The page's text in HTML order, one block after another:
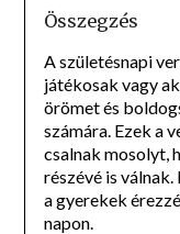
Összegzés
A születésnapi
játékosak vagy
örömet és
számára. Ezek a
csalnak mosolyt,
részévé is
a gyerekek
napon.